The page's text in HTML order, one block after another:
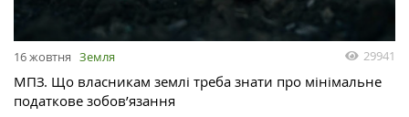
16 жовтня Земля 29941
МПЗ. Що власникам землі треба знати про мінімальне
податкове зобов’язання